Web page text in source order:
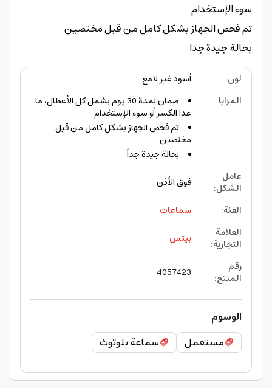
سوء الإستخدام
تم فحص الجهاز بشكل كامل من قبل مختصين
بحالة جيدة جدا
لون:
أسود غير لامع
المزايا:
ضمان لمدة 30 يوم يشمل كل الأعطال، ما
عدا الكسر أو سوء الإستخدام
تم فحص الجهاز بشكل كامل من قبل
مختصين
بحالة جيدة جداً
عامل
الشكل:
فوق الأذن
الفئة:
سماعات
العلامة
التجارية:
بيتس
رقم
المنتج:
4057423
الوسوم
مستعمل
سماعة بلوتوث